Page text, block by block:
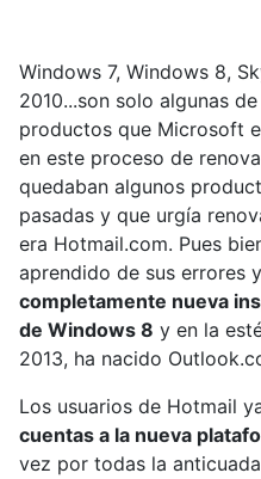
Windows 7, Windows 8,
2010...son solo algunas
productos que Microsoft
en este proceso de
quedaban algunos
pasadas y que urgía
era Hotmail.com. Pues
aprendido de sus errores
completamente nueva
de Windows 8 y en la
2013, ha nacido
Los usuarios de Hotmail
cuentas a la nueva
vez por todas la